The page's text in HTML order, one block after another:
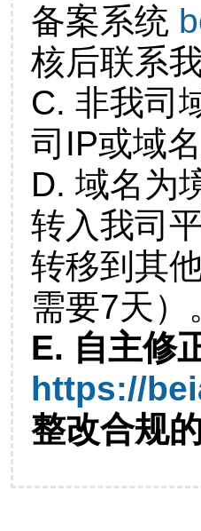
备案系统
核后联系
C. 非我司
司IP或域
D. 域名为
转入我司
转移到其
需要7天）
E. 自主修
https://
整改合规